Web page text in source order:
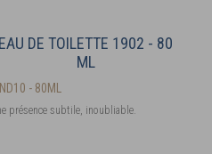
EAU DE TOILETTE 1902 - 80
ML
- 80ML
présence subtile, inoubliable.